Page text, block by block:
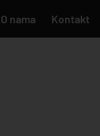
O nama Kontakt